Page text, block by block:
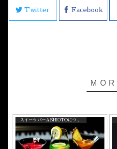
Twitter Facebook
スイーツバーASHIOTOについて